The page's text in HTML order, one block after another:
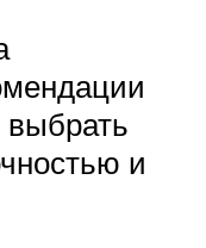
выбрать
и